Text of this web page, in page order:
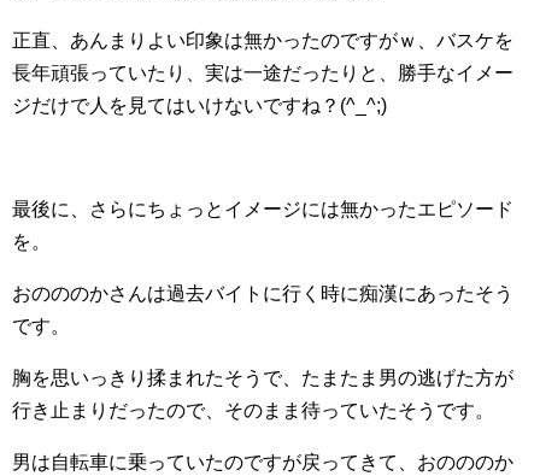
正直、あんまりよい印象は無かったのですがｗ、バスケを
長年頑張っていたり、実は一途だったりと、勝手なイメー
ジだけで人を見てはいけないですね？(^_^;)
最後に、さらにちょっとイメージには無かったエピソード
を。
おのののかさんは過去バイトに行く時に痴漢にあったそう
です。
胸を思いっきり揉まれたそうで、たまたま男の逃げた方が
行き止まりだったので、そのまま待っていたそうです。
男は自転車に乗っていたのですが戻ってきて、おのののか